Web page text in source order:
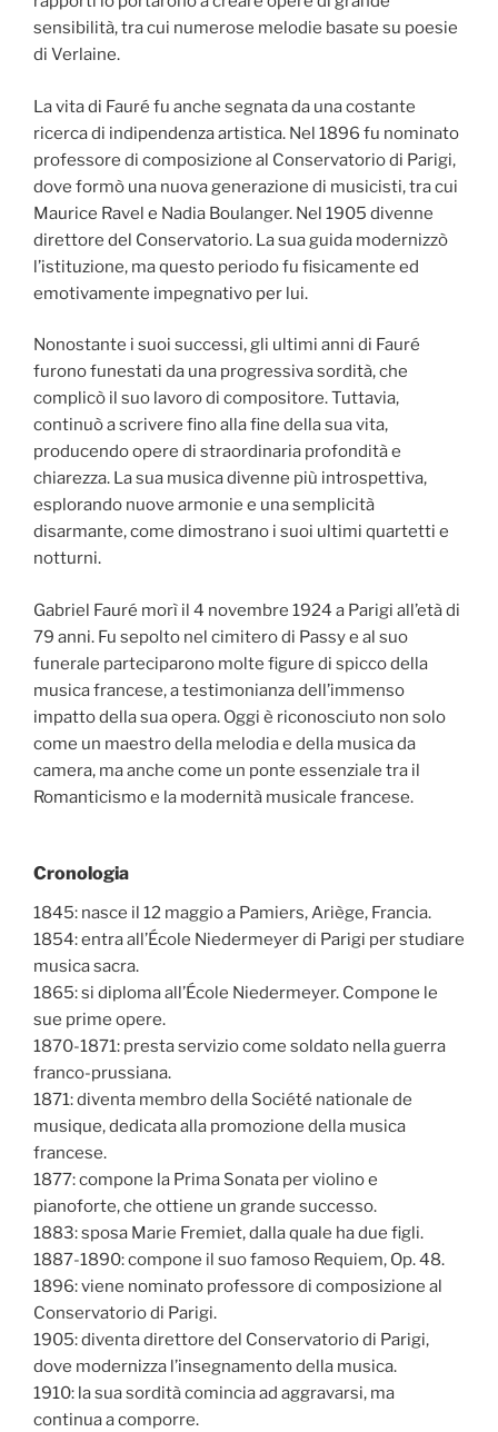
sensibilità, tra cui numerose melodie basate su poesie
di Verlaine.
La vita di Fauré fu anche segnata da una costante
ricerca di indipendenza artistica. Nel 1896 fu nominato
professore di composizione al Conservatorio di Parigi,
dove formò una nuova generazione di musicisti, tra cui
Maurice Ravel e Nadia Boulanger. Nel 1905 divenne
direttore del Conservatorio. La sua guida modernizzò
l’istituzione, ma questo periodo fu fisicamente ed
emotivamente impegnativo per lui.
Nonostante i suoi successi, gli ultimi anni di Fauré
furono funestati da una progressiva sordità, che
complicò il suo lavoro di compositore. Tuttavia,
continuò a scrivere fino alla fine della sua vita,
producendo opere di straordinaria profondità e
chiarezza. La sua musica divenne più introspettiva,
esplorando nuove armonie e una semplicità
disarmante, come dimostrano i suoi ultimi quartetti e
notturni.
Gabriel Fauré morì il 4 novembre 1924 a Parigi all’età di
79 anni. Fu sepolto nel cimitero di Passy e al suo
funerale parteciparono molte figure di spicco della
musica francese, a testimonianza dell’immenso
impatto della sua opera. Oggi è riconosciuto non solo
come un maestro della melodia e della musica da
camera, ma anche come un ponte essenziale tra il
Romanticismo e la modernità musicale francese.
Cronologia
1845: nasce il 12 maggio a Pamiers, Ariège, Francia.
1854: entra all’École Niedermeyer di Parigi per studiare
musica sacra.
1865: si diploma all’École Niedermeyer. Compone le
sue prime opere.
1870-1871: presta servizio come soldato nella guerra
franco-prussiana.
1871: diventa membro della Société nationale de
musique, dedicata alla promozione della musica
francese.
1877: compone la Prima Sonata per violino e
pianoforte, che ottiene un grande successo.
1883: sposa Marie Fremiet, dalla quale ha due figli.
1887-1890: compone il suo famoso Requiem, Op. 48.
1896: viene nominato professore di composizione al
Conservatorio di Parigi.
1905: diventa direttore del Conservatorio di Parigi,
dove modernizza l’insegnamento della musica.
1910: la sua sordità comincia ad aggravarsi, ma
continua a comporre.